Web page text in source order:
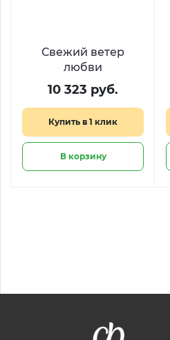
Свежий ветер
любви
10 323 руб.
Купить в 1 клик
В корзину